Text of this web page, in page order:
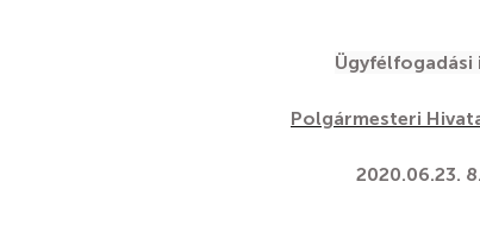
Polgármesteri
2020.06.23.